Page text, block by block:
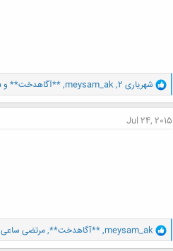
و
ا
ک
ش
شهریاری 2 ,
meysam_ak
,**آگاهدخت** و 5 کاربر دیگر
Jul 24, 2015
و
ا
meysam_ak
,**آگاهدخت**,مرتضی ساعی